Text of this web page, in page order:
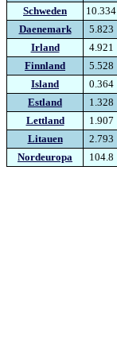
Schweden
10.334
Daenemark
5.823
Irland
4.921
Finnland
5.528
Island
0.364
Estland
1.328
Lettland
1.907
Litauen
2.793
Nordeuropa
104.8